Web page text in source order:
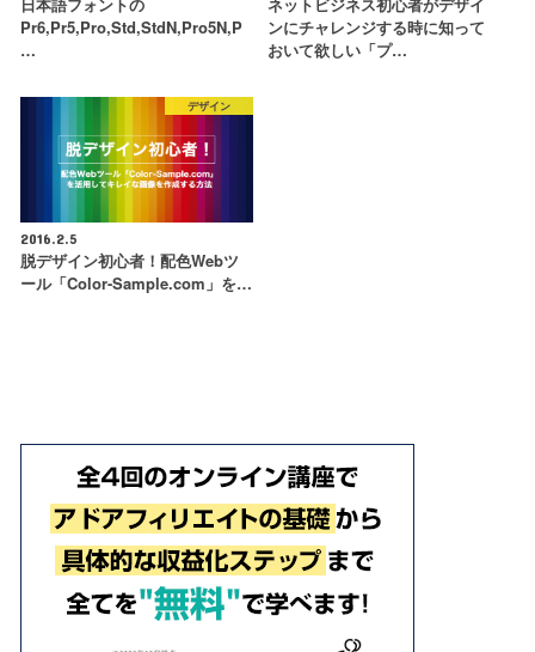
Pr6,Pr5,Pro,Std,StdN,Pro5N,P
…
ンにチャレンジする時に知って
おいて欲しい「プ…
デザイン
2016.2.5
脱デザイン初心者！配色Webツ
ール「Color-Sample.com」を…